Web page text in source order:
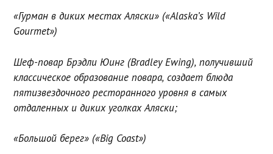
«Гурман в диких местах Аляски» («Alaska’s Wild
Gourmet»)
Шеф-повар Брэдли Юинг (Bradley Ewing), получивший
классическое образование повара, создает блюда
пятизвездочного ресторанного уровня в самых
отдаленных и диких уголках Аляски;
«Большой берег» («Big Coast»)